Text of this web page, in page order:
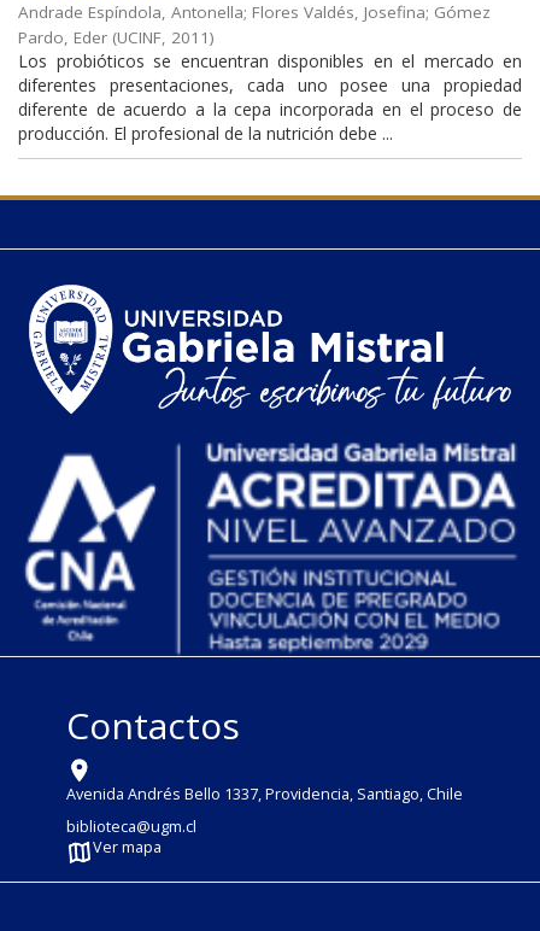
Andrade Espíndola, Antonella; Flores Valdés, Josefina; Gómez
Pardo, Eder (UCINF, 2011)
Los probióticos se encuentran disponibles en el mercado en
diferentes presentaciones, cada uno posee una propiedad
diferente de acuerdo a la cepa incorporada en el proceso de
producción. El profesional de la nutrición debe ...
Contactos
Avenida Andrés Bello 1337, Providencia, Santiago, Chile
biblioteca@ugm.cl
Ver mapa